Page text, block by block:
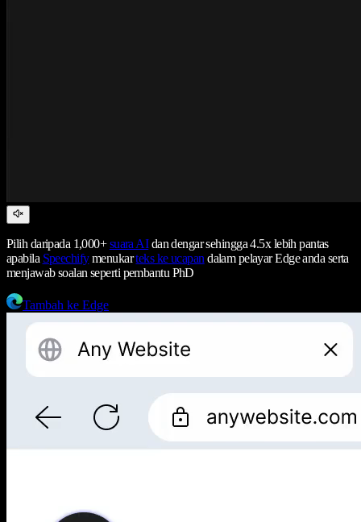
Pilih daripada 1,000+suara AIdan dengar sehingga 4.5x lebih pantas
apabila Speechifymenukarteks ke ucapan dalam pelayar Edge anda serta
menjawab soalan seperti pembantu PhD
Tambah ke Edge